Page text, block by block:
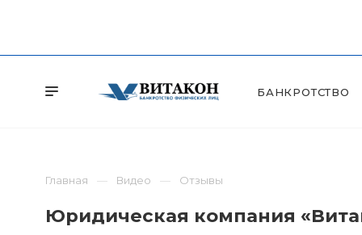
БАНКРОТСТВО
Главная Видео Отзывы
Юридическая компания